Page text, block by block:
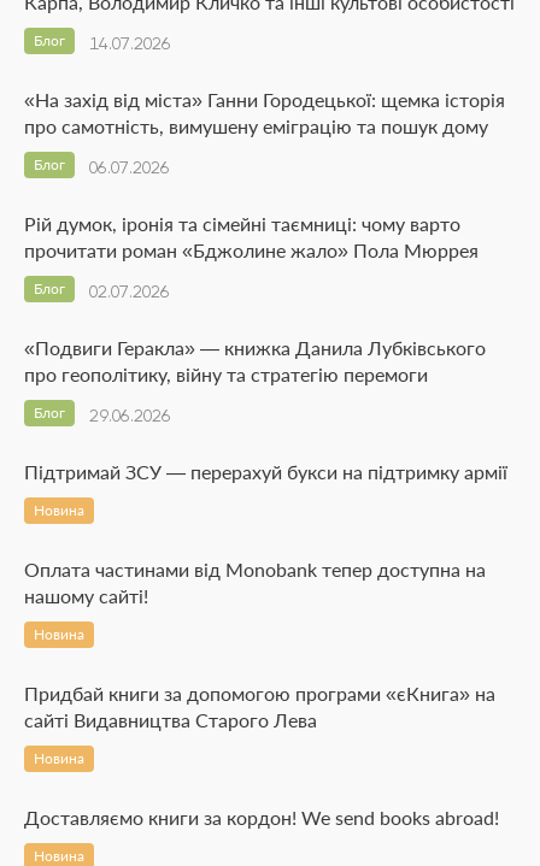
14.07.2026
Блог
«На захід від міста» Ганни Городецької: щемка історія
про самотність, вимушену еміграцію та пошук дому
06.07.2026
Блог
Рій думок, іронія та сімейні таємниці: чому варто
прочитати роман «Бджолине жало» Пола Мюррея
02.07.2026
Блог
«Подвиги Геракла» — книжка Данила Лубківського
про геополітику, війну та стратегію перемоги
29.06.2026
Блог
Підтримай ЗСУ — перерахуй букси на підтримку армії
Новина
Оплата частинами від Monobank тепер доступна на
нашому сайті!
Новина
Придбай книги за допомогою програми «єКнига» на
сайті Видавництва Старого Лева
Новина
Доставляємо книги за кордон! We send books abroad!
Новина